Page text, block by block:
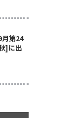
月第24
]に出